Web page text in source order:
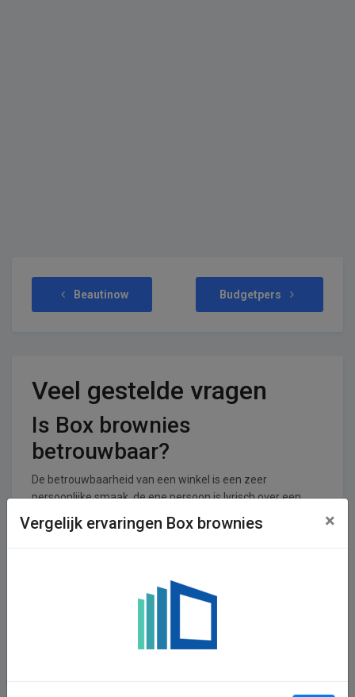
Beautinow Budgetpers
Veel gestelde vragen
Is Box brownies
betrouwbaar?
De betrouwbaarheid van een winkel is een zeer
persoonlijke smaak, de ene persoon is lyrisch over een
shop, terwijl de ander er nooit meer iets wilt kopen. Voor
Box brownies zijn er 0 reviews achtergelaten en 0
In welke branches is Box
brownies operationeel
Vergelijk ervaringen Box brownies ×